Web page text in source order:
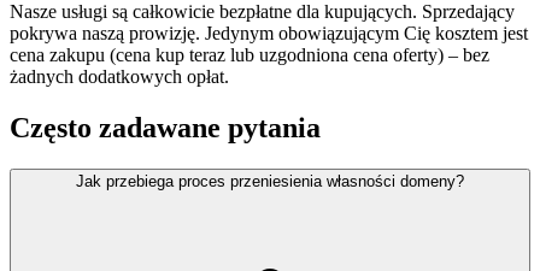
Nasze usługi są całkowicie bezpłatne dla kupujących. Sprzedający
pokrywa naszą prowizję. Jedynym obowiązującym Cię kosztem jest
cena zakupu (cena kup teraz lub uzgodniona cena oferty) – bez
żadnych dodatkowych opłat.
Często zadawane pytania
Jak przebiega proces przeniesienia własności domeny?